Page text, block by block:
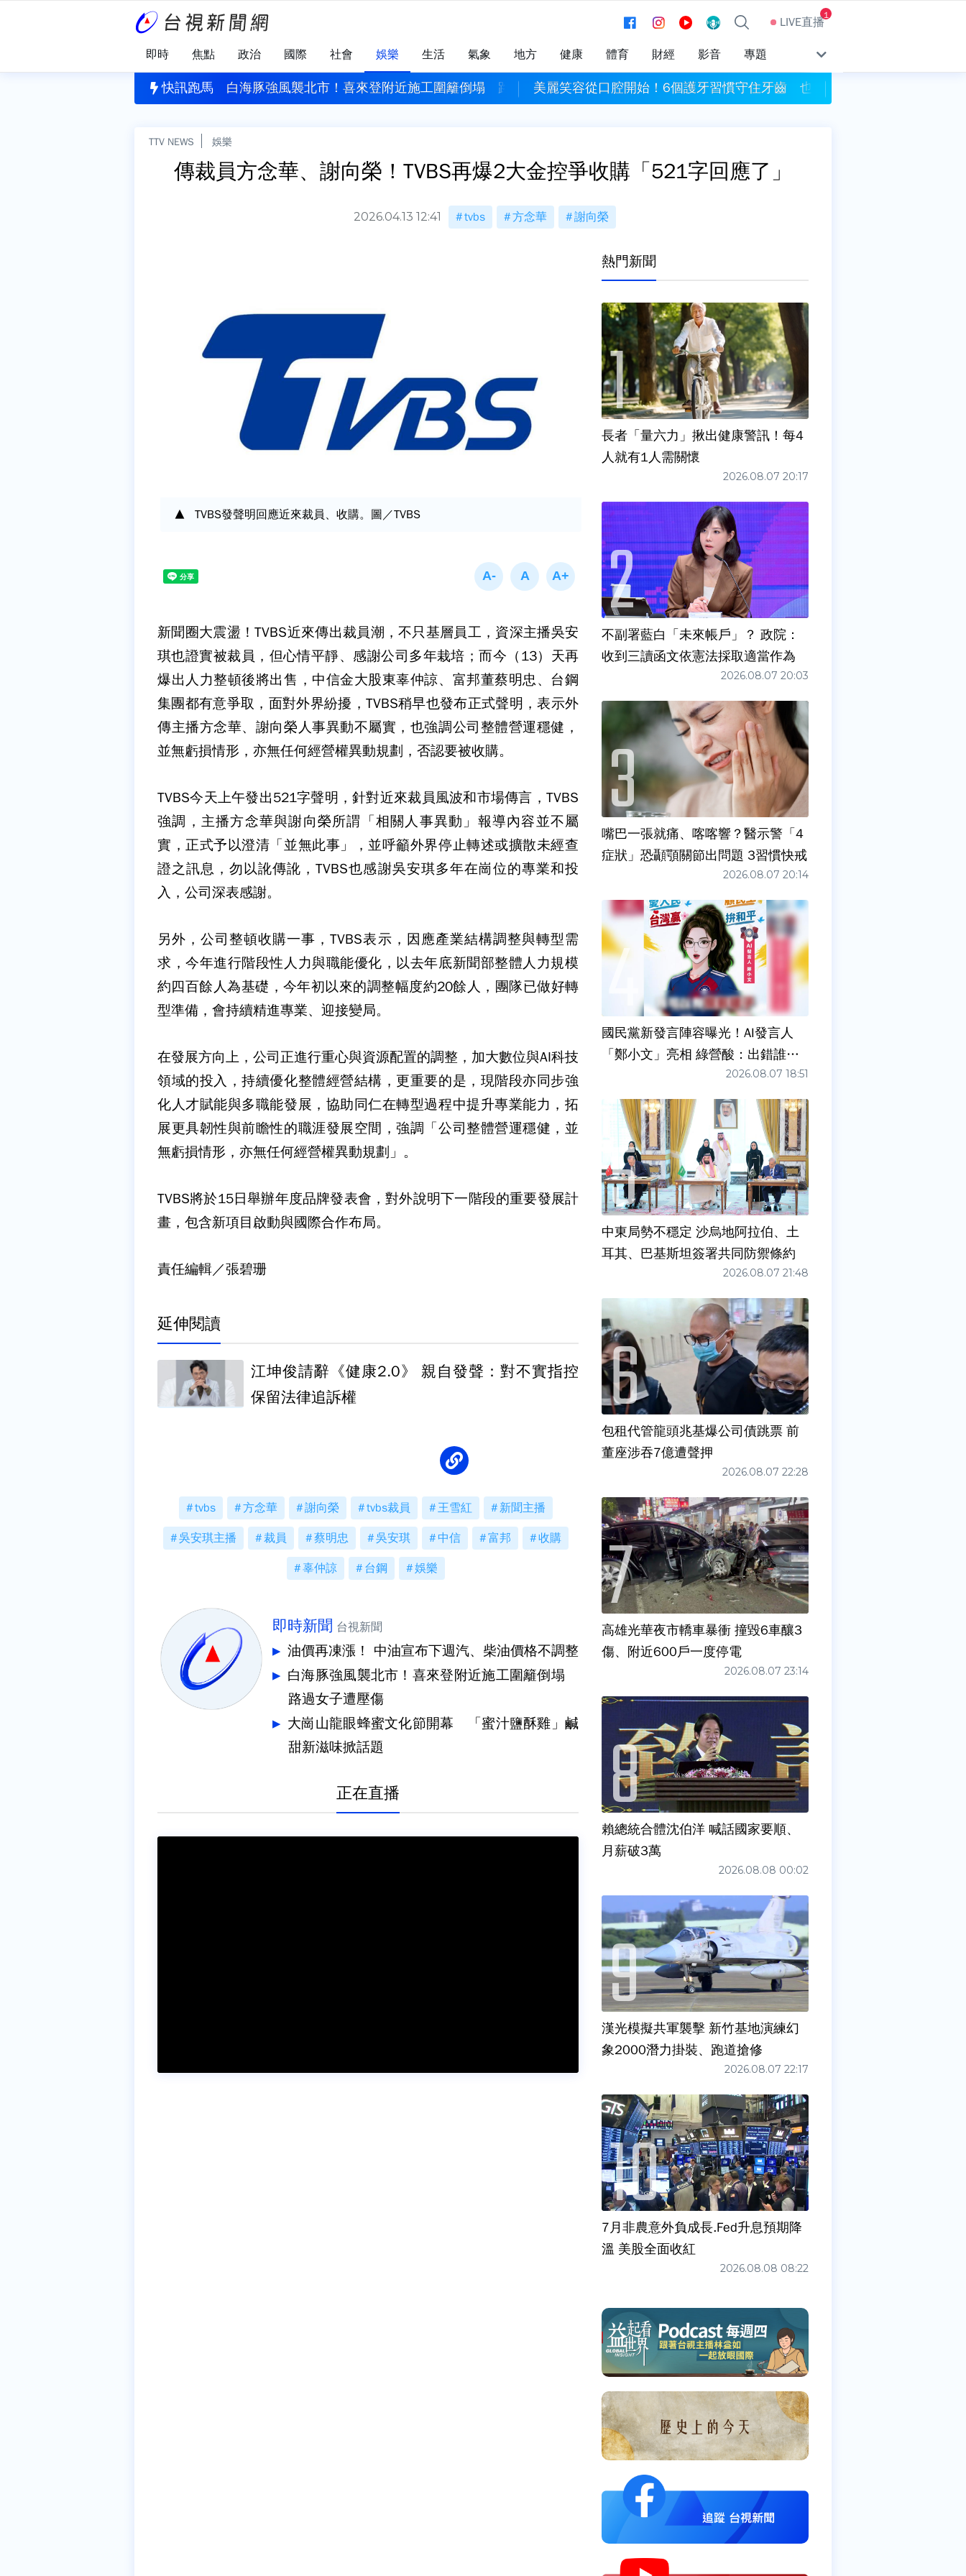
LIVE直播1
即時 焦點 政治 國際 社會 娛樂 生活 氣象 地方 健康 體育 財經 影音 專題
快訊跑馬
168死確定是「人為悲劇」 未熄滅菸頭引燃施工雜物白海豚強風襲北市！喜來登附近施工圍籬倒塌 路過女子遭壓傷美麗笑容從口腔開始！6個護牙習慣守住牙齒 也守護全身健康
TTV NEWS 娛樂
傳裁員方念華、謝向榮！TVBS再爆2大金控爭收購「521字回應了」
2026.04.13 12:41 tvbs 方念華 謝向榮
TVBS發聲明回應近來裁員、收購。圖／TVBS
新聞圈大震盪！TVBS近來傳出裁員潮，不只基層員工，資深主播吳安
琪也證實被裁員，但心情平靜、感謝公司多年栽培；而今（13）天再
爆出人力整頓後將出售，中信金大股東辜仲諒、富邦董蔡明忠、台鋼
集團都有意爭取，面對外界紛擾，TVBS稍早也發布正式聲明，表示外
傳主播方念華、謝向榮人事異動不屬實，也強調公司整體營運穩健，
並無虧損情形，亦無任何經營權異動規劃，否認要被收購。
TVBS今天上午發出521字聲明，針對近來裁員風波和市場傳言，TVBS
強調，主播方念華與謝向榮所謂「相關人事異動」報導內容並不屬
實，正式予以澄清「並無此事」，並呼籲外界停止轉述或擴散未經查
證之訊息，勿以訛傳訛，TVBS也感謝吳安琪多年在崗位的專業和投
入，公司深表感謝。
另外，公司整頓收購一事，TVBS表示，因應產業結構調整與轉型需
求，今年進行階段性人力與職能優化，以去年底新聞部整體人力規模
約四百餘人為基礎，今年初以來的調整幅度約20餘人，團隊已做好轉
型準備，會持續精進專業、迎接變局。
在發展方向上，公司正進行重心與資源配置的調整，加大數位與AI科技
領域的投入，持續優化整體經營結構，更重要的是，現階段亦同步強
化人才賦能與多職能發展，協助同仁在轉型過程中提升專業能力，拓
展更具韌性與前瞻性的職涯發展空間，強調「公司整體營運穩健，並
無虧損情形，亦無任何經營權異動規劃」。
TVBS將於15日舉辦年度品牌發表會，對外說明下一階段的重要發展計
畫，包含新項目啟動與國際合作布局。
責任編輯／張碧珊
延伸閱讀
江坤俊請辭《健康2.0》 親自發聲：對不實指控
保留法律追訴權
tvbs 方念華 謝向榮 tvbs裁員 王雪紅 新聞主播
吳安琪主播 裁員 蔡明忠 吳安琪 中信 富邦 收購
辜仲諒 台鋼 娛樂
即時新聞 台視新聞
油價再凍漲！ 中油宣布下週汽、柴油價格不調整
白海豚強風襲北市！喜來登附近施工圍籬倒塌
路過女子遭壓傷
大崗山龍眼蜂蜜文化節開幕 「蜜汁鹽酥雞」鹹
甜新滋味掀話題
正在直播
熱門新聞
長者「量六力」揪出健康警訊！每4
人就有1人需關懷
2026.08.07 20:17
不副署藍白「未來帳戶」？ 政院：
收到三讀函文依憲法採取適當作為
2026.08.07 20:03
嘴巴一張就痛、喀喀響？醫示警「4
症狀」恐顳顎關節出問題 3習慣快戒
2026.08.07 20:14
國民黨新發言陣容曝光！AI發言人
「鄭小文」亮相 綠營酸：出錯誰負
2026.08.07 18:51
中東局勢不穩定 沙烏地阿拉伯、土
耳其、巴基斯坦簽署共同防禦條約
2026.08.07 21:48
包租代管龍頭兆基爆公司債跳票 前
董座涉吞7億遭聲押
2026.08.07 22:28
高雄光華夜市轎車暴衝 撞毀6車釀3
傷、附近600戶一度停電
2026.08.07 23:14
賴總統合體沈伯洋 喊話國家要順、
月薪破3萬
2026.08.08 00:02
漢光模擬共軍襲擊 新竹基地演練幻
象2000潛力掛裝、跑道搶修
2026.08.07 22:17
7月非農意外負成長.Fed升息預期降
溫 美股全面收紅
2026.08.08 08:22